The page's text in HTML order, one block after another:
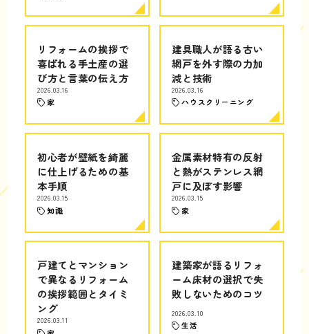
リフォームの挨拶で
喜ばれる手土産の選
び方と言葉の伝え方
2026.03.16
家
建具職人が語る古い
網戸を外す際の力加
減と技術
2026.03.16
ハウスクリーニング
初心者が壁紙を綺麗
に仕上げるための基
本手順
2026.03.15
知識
金属素材特有の反射
と熱がステンレス網
戸に及ぼす影響
2026.03.15
家
戸建てとマンション
で異なるリフォーム
の挨拶範囲とタイミ
ング
2026.03.11
建築家が語るリフォ
ーム床材の選択で失
敗しないためのコツ
2026.03.10
生活